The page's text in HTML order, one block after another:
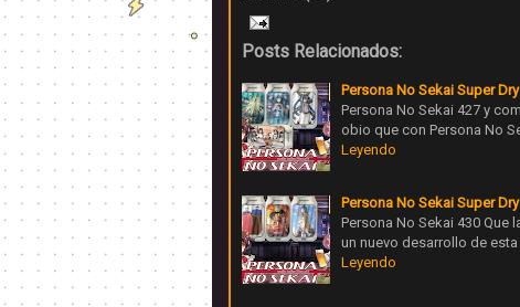
Posts Relacionados:
Persona No Sekai Super
Persona No Sekai 427 y
obio que con Persona No
Leyendo
Persona No Sekai Super
Persona No Sekai 430 Que
un nuevo desarrollo de
Leyendo